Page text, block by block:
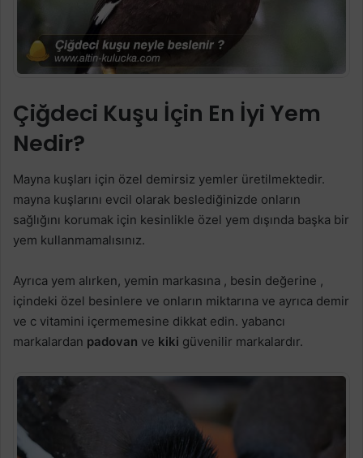
Çiğdeci Kuşu İçin En İyi Yem
Nedir?
Mayna kuşları için özel demirsiz yemler üretilmektedir.
mayna kuşlarını evcil olarak beslediğinizde onların
sağlığını korumak için kesinlikle özel yem dışında başka bir
yem kullanmamalısınız.
Ayrıca yem alırken, yemin markasına , besin değerine ,
içindeki özel besinlere ve onların miktarına ve ayrıca demir
ve c vitamini içermemesine dikkat edin. yabancı
markalardan padovan ve kiki güvenilir markalardır.